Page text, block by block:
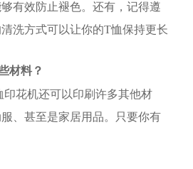
有效防止褪色。还有，记得遵
洗方式可以让你的T恤保持更长
材料？
印花机还可以印刷许多其他材
、甚至是家居用品。只要你有